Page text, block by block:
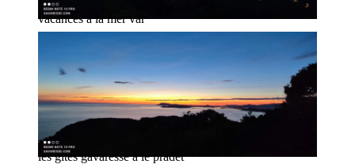
vacances à la mer var
les gites gavaresse à le pradet